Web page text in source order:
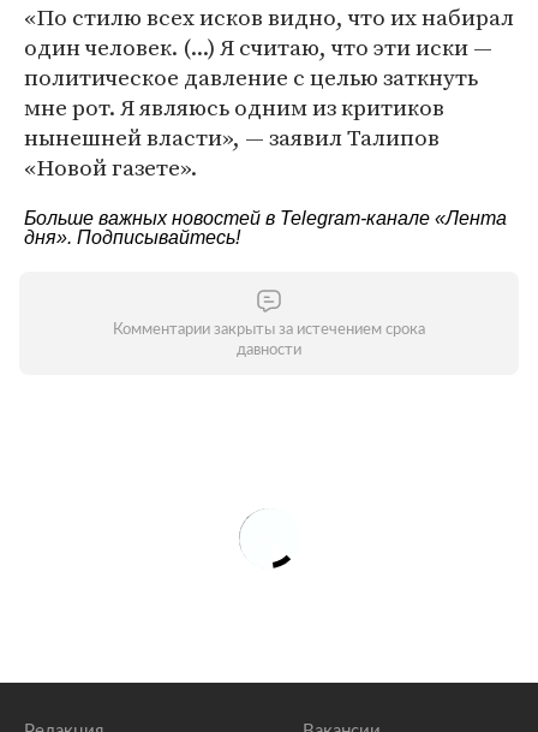
«По стилю всех исков видно, что их набирал
один человек. (...) Я считаю, что эти иски —
политическое давление с целью заткнуть
мне рот. Я являюсь одним из критиков
нынешней власти», — заявил Талипов
«Новой газете».
Больше важных новостей в Telegram-канале «Лента
дня». Подписывайтесь!
Комментарии закрыты за истечением срока
давности